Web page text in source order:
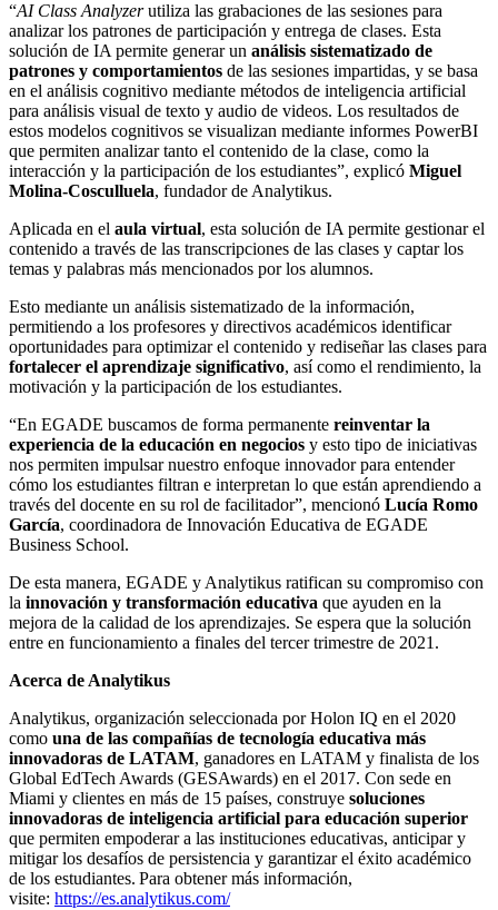
“AI Class Analyzerutiliza las grabaciones de las sesiones para
analizar los patrones de participación y entrega de clases. Esta
solución de IA permite generar un análisis sistematizado de
patrones y comportamientos de las sesiones impartidas, y se basa
en el análisis cognitivo mediante métodos de inteligencia artificial
para análisis visual de texto y audio de videos. Los resultados de
estos modelos cognitivos se visualizan mediante informes PowerBI
que permiten analizar tanto el contenido de la clase, como la
interacción y la participación de los estudiantes”, explicó Miguel
Molina-Cosculluela, fundador de Analytikus.
Aplicada en el aula virtual, esta solución de IA permite gestionar el
contenido a través de las transcripciones de las clases y captar los
temas y palabras más mencionados por los alumnos.
Esto mediante un análisis sistematizado de la información,
permitiendo a los profesores y directivos académicos identificar
oportunidades para optimizar el contenido y rediseñar las clases para
fortalecer el aprendizaje significativo, así como el rendimiento, la
motivación y la participación de los estudiantes.
“En EGADE buscamos de forma permanente reinventar la
experiencia de la educación en negocios y esto tipo de iniciativas
nos permiten impulsar nuestro enfoque innovador para entender
cómo los estudiantes filtran e interpretan lo que están aprendiendo a
través del docente en su rol de facilitador”, mencionó Lucía Romo
García, coordinadora de Innovación Educativa de EGADE
Business School.
De esta manera, EGADE y Analytikus ratifican su compromiso con
la innovación y transformación educativa que ayuden en la
mejora de la calidad de los aprendizajes. Se espera que la solución
entre en funcionamiento a finales del tercer trimestre de 2021.
Acerca de Analytikus
Analytikus, organización seleccionada por Holon IQ en el 2020
como una de las compañías de tecnología educativa más
innovadoras de LATAM, ganadores en LATAM y finalista de los
Global EdTech Awards (GESAwards) en el 2017. Con sede en
Miami y clientes en más de 15 países, construye soluciones
innovadoras de inteligencia artificial para educación superior
que permiten empoderar a las instituciones educativas, anticipar y
mitigar los desafíos de persistencia y garantizar el éxito académico
de los estudiantes. Para obtener más información,
visite: https://es.analytikus.com/